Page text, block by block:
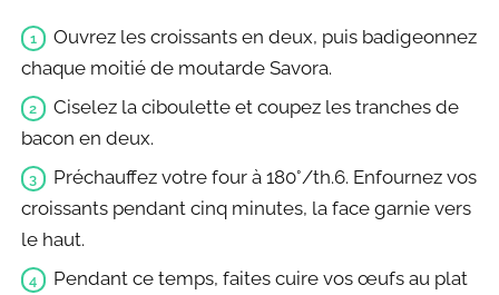
Ouvrez les croissants en deux, puis badigeonnez
chaque moitié de moutarde Savora.
Ciselez la ciboulette et coupez les tranches de
bacon en deux.
Préchauffez votre four à 180°/th.6. Enfournez vos
croissants pendant cinq minutes, la face garnie vers
le haut.
Pendant ce temps, faites cuire vos œufs au plat